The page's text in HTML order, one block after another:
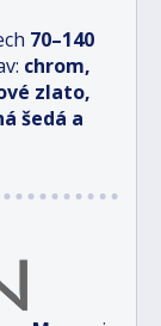
70–140
chrom,
zlato,
šedá a